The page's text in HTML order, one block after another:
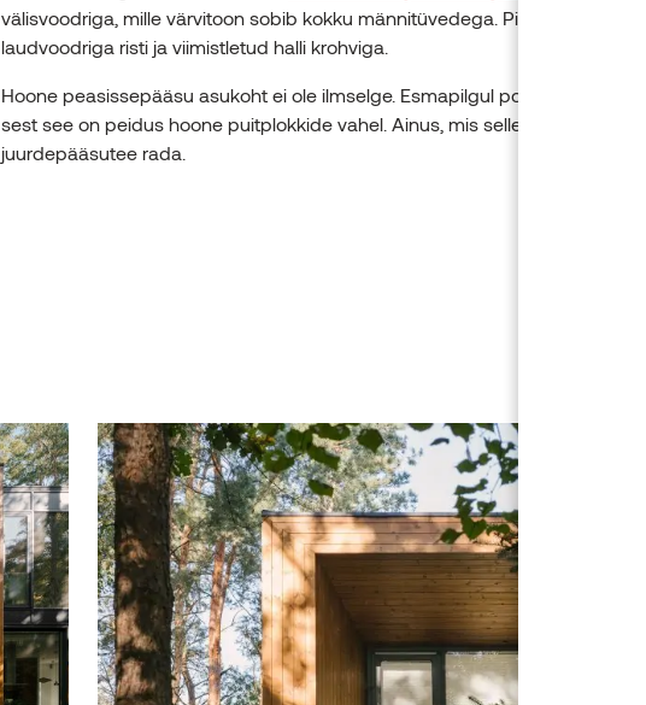
välisvoodriga, mille värvitoon sobib kokku männitüvedega. Pikad seinad on
laudvoodriga risti ja viimistletud halli krohviga.
Hoone peasissepääsu asukoht ei ole ilmselge. Esmapilgul pole seda näha,
sest see on peidus hoone puitplokkide vahel. Ainus, mis selleni juhib, on
juurdepääsutee rada.